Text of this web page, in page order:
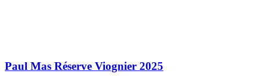
Paul Mas Réserve Viognier 2025